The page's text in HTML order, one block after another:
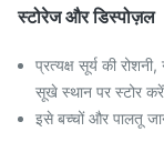
स्टोरेज और डिस्पोज़ल
प्रत्यक्ष सूर्य की
सूखे स्थान पर स्टोर
इसे बच्चों और पालतू